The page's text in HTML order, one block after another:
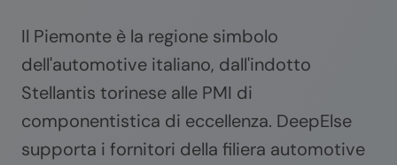
Il Piemonte è la regione simbolo
dell'automotive italiano, dall'indotto
Stellantis torinese alle PMI di
componentistica di eccellenza. DeepElse
supporta i fornitori della filiera automotive